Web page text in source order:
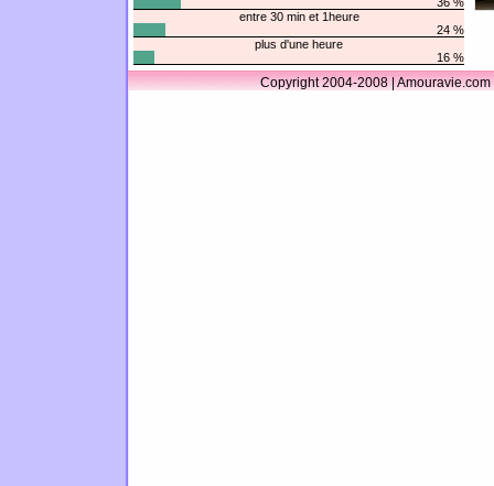
entre 30 min et 1heure
24 %
plus d'une heure
16 %
Copyright 2004-2008 |